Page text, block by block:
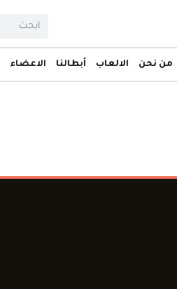
من نحن الالعاب أبطالنا الاعضاء